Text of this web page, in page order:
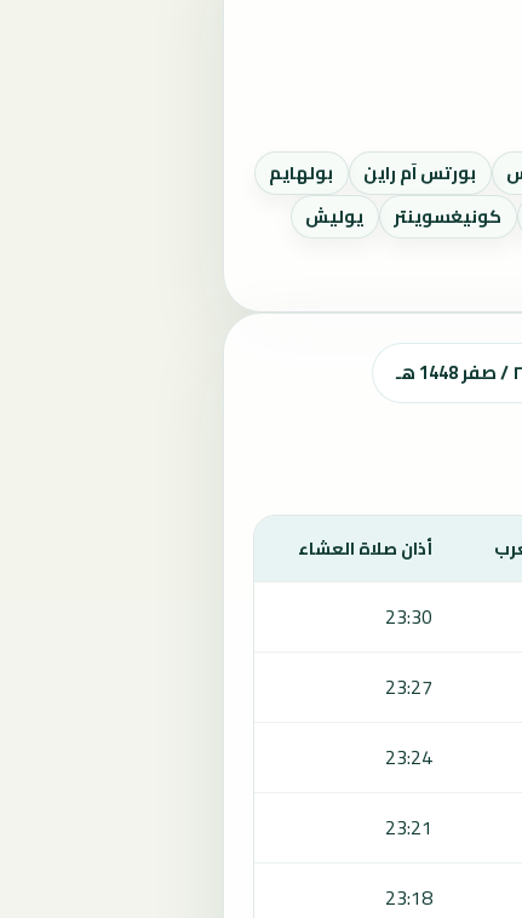
بورتس آم راين
بولهايم
كونيغسوينتر
يوليش
أذان صلاة العشاء
23:30
23:27
23:24
23:21
23:18